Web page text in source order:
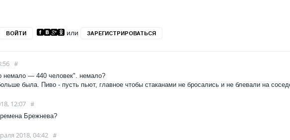
ВОЙТИ или ЗАРЕГИСТРИРОВАТЬСЯ
#
немало — 440 человек". немало?
была. Пиво - пусть пьют, главное чтобы стаканами не бросались и не блевали на
12:07 #
Брежнева?
2018, 04:42 #